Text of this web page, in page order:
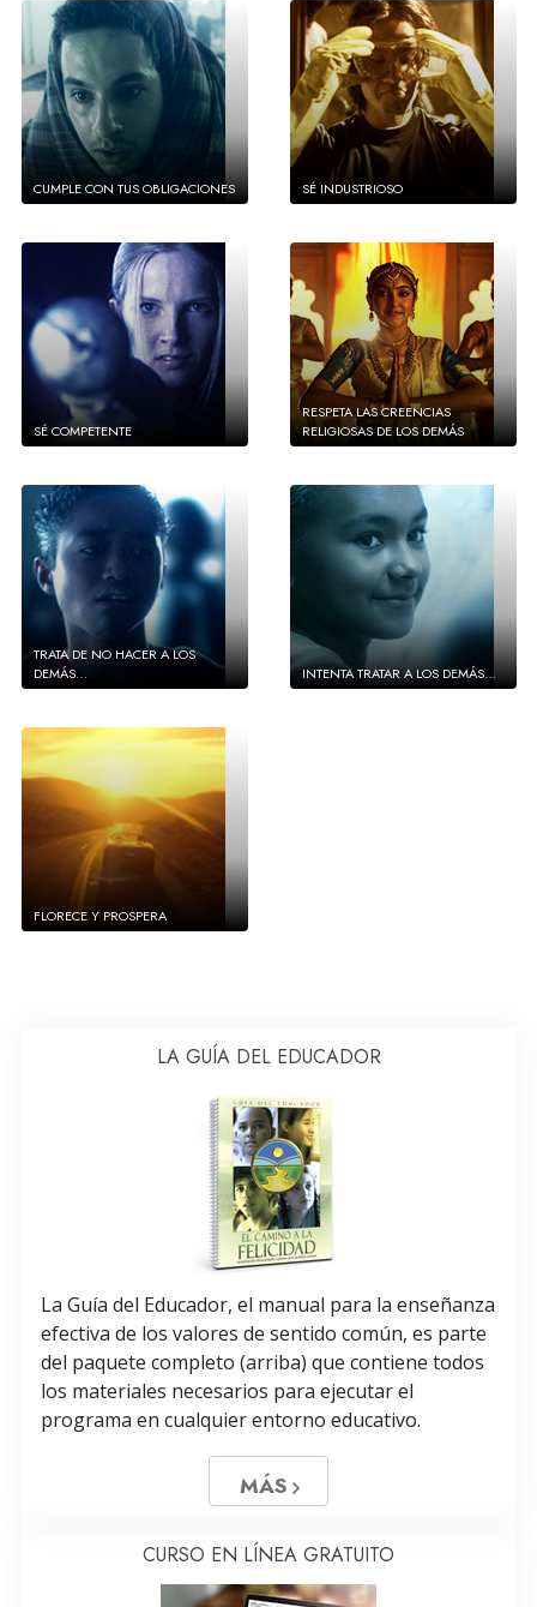
CUMPLE CON TUS OBLIGACIONES SÉ INDUSTRIOSO
SÉ COMPETENTE
RESPETA LAS CREENCIAS
RELIGIOSAS DE LOS DEMÁS
TRATA DE NO HACER A LOS
DEMÁS…
INTENTA TRATAR A LOS DEMÁS…
FLORECE Y PROSPERA
LA GUÍA DEL EDUCADOR
La Guía del Educador, el manual para la enseñanza
efectiva de los valores de sentido común, es parte
del paquete completo (arriba) que contiene todos
los materiales necesarios para ejecutar el
programa en cualquier entorno educativo.
MÁS
CURSO EN LÍNEA GRATUITO